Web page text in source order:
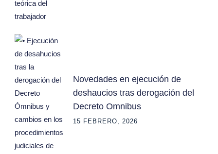
Novedades en ejecución de
deshaucios tras derogación del
Decreto Omnibus
15 FEBRERO, 2026